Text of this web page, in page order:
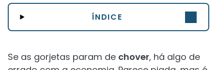
ÍNDICE
Se as gorjetas param de chover, há algo de